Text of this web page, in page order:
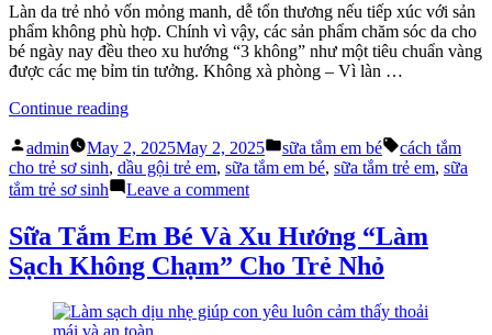
Giúp
Ngủ
Ngon
Cả
Làn da trẻ nhỏ vốn mỏng manh, dễ tổn thương nếu tiếp xúc với sản
phẩm không phù hợp. Chính vì vậy, các sản phẩm chăm sóc da cho
bé ngày nay đều theo xu hướng “3 không” như một tiêu chuẩn vàng
được các mẹ bỉm tin tưởng. Không xà phòng – Vì làn …
Continue reading“Vì
Sữa
Tắm
Em
Phải
“3
Không”?”
Posted
by
admin May 2, 2025May 2, 2025
Posted
in
sữa tắm em bé Tags:
cách tắm
cho trẻ sơ sinh, dầu gội trẻ em, sữa tắm em bé, sữa tắm trẻ em, sữa
tắm trẻ sơ sinh
Leave a commenton
Sao
Sữa
Tắm
Em
Bé
Phải
Sữa Tắm Em Bé Và Xu Hướng “Làm
Sạch Không Chạm” Cho Trẻ Nhỏ